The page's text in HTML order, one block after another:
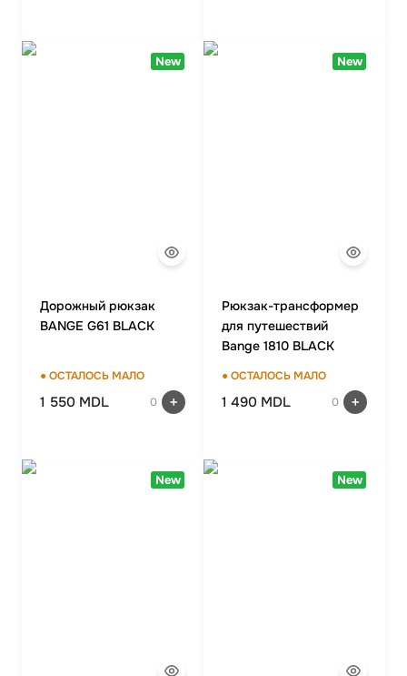
New
Дорожный рюкзак
BANGE G61 BLACK
● ОСТАЛОСЬ МАЛО
1 550 MDL 0
New
Рюкзак-трансформер
для путешествий
Bange 1810 BLACK
● ОСТАЛОСЬ МАЛО
1 490 MDL 0
New New